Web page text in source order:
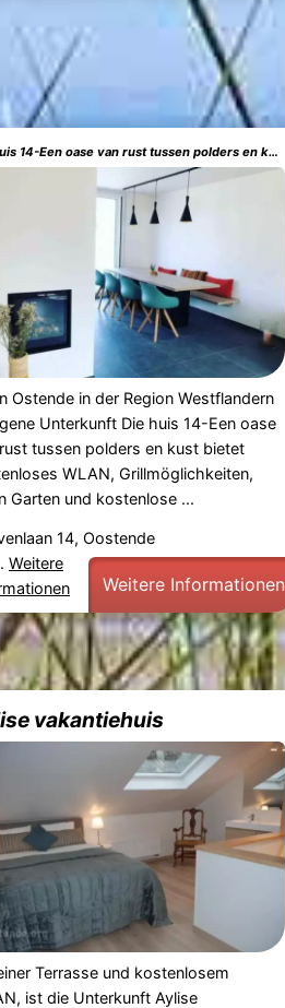
Die huis 14-Een oase van rust tussen polders en kust
Ostende in der Region Westflandern
Unterkunft Die huis 14-Een oase
tussen polders en kust bietet
WLAN, Grillmöglichkeiten,
Garten und kostenlose ...
14, Oostende
Weitere
Weitere Informationen
vakantiehuis
Terrasse und kostenlosem
ist die Unterkunft Aylise